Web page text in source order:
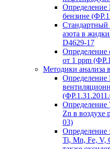
Определение
бензине
Стандартный
азота в
D4629-17
Определение
от 1 ppm
Методики анализа
Определение
Определение
Zn в
03)
Определение
Ti, Mn, Fe, V,